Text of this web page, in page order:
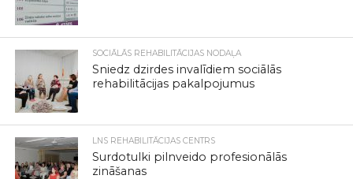
SOCIĀLĀS REHABILITĀCIJAS NODAĻA
Sniedz dzirdes invalīdiem sociālās
rehabilitācijas pakalpojumus
LNS REHABILITĀCIJAS CENTRS
Surdotulki pilnveido profesionālās
zināšanas